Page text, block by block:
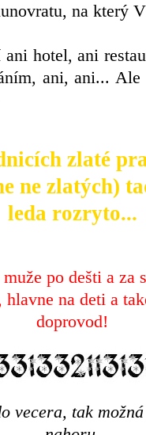
na který
hotel, ani
ani, ani...
zlaté
ne zlatých)
leda rozryto...
po dešti a za
na deti a
doprovod!
vecera, tak